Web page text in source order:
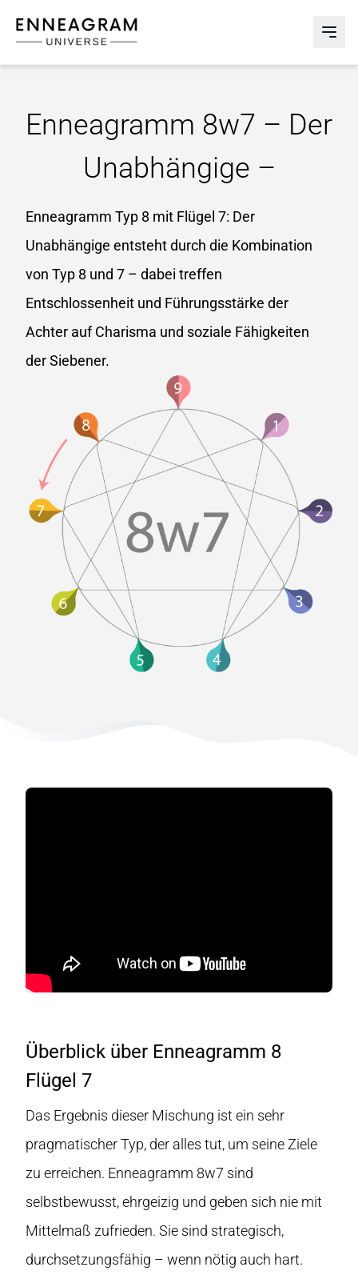
Enneagram Universe
Enneagramm 8w7 – Der
Unabhängige –
Enneagramm Typ 8 mit Flügel 7: Der
Unabhängige entsteht durch die Kombination
von Typ 8 und 7 – dabei treffen
Entschlossenheit und Führungsstärke der
Achter auf Charisma und soziale Fähigkeiten
der Siebener.
Überblick über Enneagramm 8
Flügel 7
Das Ergebnis dieser Mischung ist ein sehr
pragmatischer Typ, der alles tut, um seine Ziele
zu erreichen. Enneagramm 8w7 sind
selbstbewusst, ehrgeizig und geben sich nie mit
Mittelmaß zufrieden. Sie sind strategisch,
durchsetzungsfähig – wenn nötig auch hart.